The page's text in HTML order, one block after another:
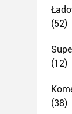
(52)
(12)
(38)